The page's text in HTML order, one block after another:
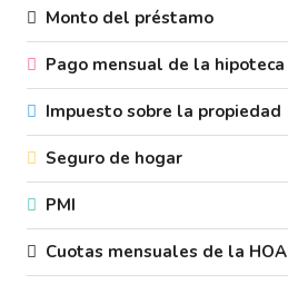
Monto del préstamo
Pago mensual de la hipoteca
Impuesto sobre la propiedad
Seguro de hogar
PMI
Cuotas mensuales de la HOA